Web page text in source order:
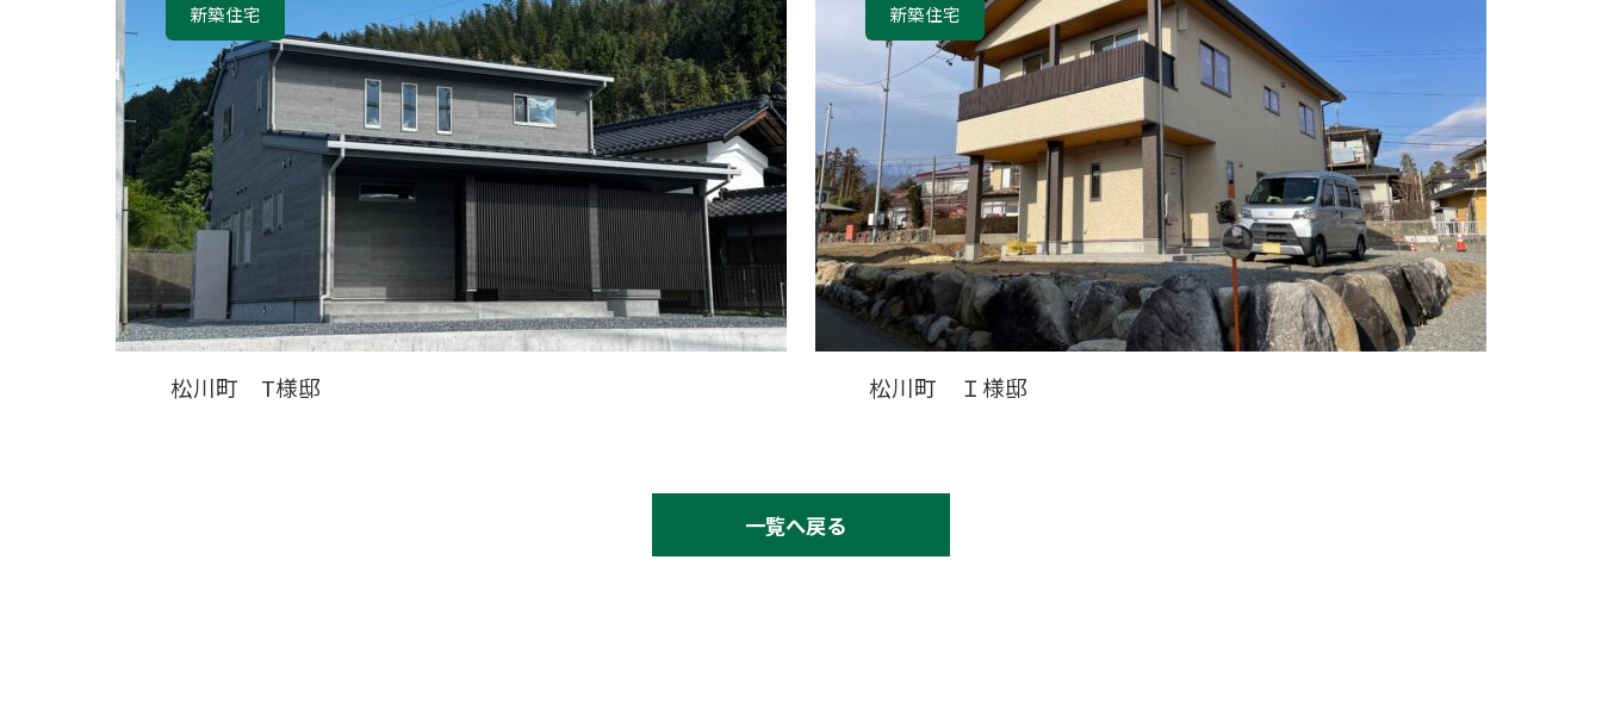
新築住宅
松川町 T様邸
新築住宅
松川町 Ｉ様邸
一覧へ戻る